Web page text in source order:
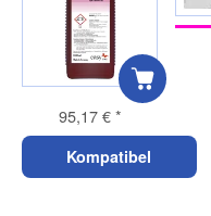
95,17 €*
Kompatibel